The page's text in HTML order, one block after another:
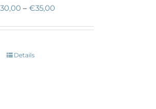
30,00 –€35,00
Dieses
Details